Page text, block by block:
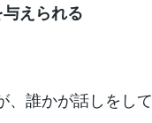
えられる
、誰かが話しをし